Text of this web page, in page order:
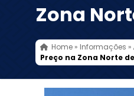
Zona
Home» Informações »
Preço na Zona Norte de